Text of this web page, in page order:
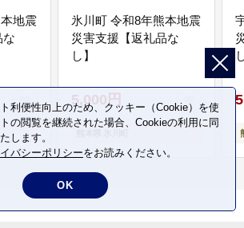
地震
な
氷川町 令和8年熊本地震
災害支援【返礼品な
し】
5,000円
利便性向上のため、クッキー（Cookie）を使
の閲覧を継続された場合、Cookieの利用に同
します。
バシーポリシーをお読みください。
OK